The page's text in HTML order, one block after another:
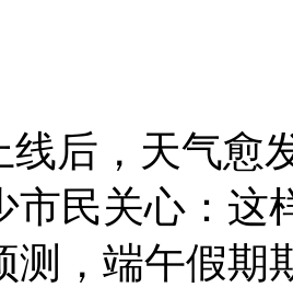
线后，天气愈
市民关心：这
测，端午假期